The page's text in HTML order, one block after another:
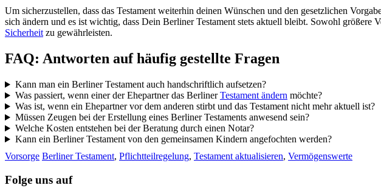
Um sicherzustellen, dass das Testament weiterhin deinen Wünschen und den gesetzlichen
sich ändern und es ist wichtig, dass Dein Berliner Testament stets aktuell bleibt. Sowohl größere
Sicherheit zu gewährleisten.
FAQ: Antworten auf häufig gestellte Fragen
Kann man ein Berliner Testament auch handschriftlich aufsetzen?
Was passiert, wenn einer der Ehepartner das BerlinerTestament ändern möchte?
Was ist, wenn ein Ehepartner vor dem anderen stirbt und das Testament nicht mehr aktuell ist?
Müssen Zeugen bei der Erstellung eines Berliner Testaments anwesend sein?
Welche Kosten entstehen bei der Beratung durch einen Notar?
Kann ein Berliner Testament von den gemeinsamen Kindern angefochten werden?
Vorsorge Berliner Testament, Pflichtteilregelung, Testament aktualisieren, Vermögenswerte
Folge uns auf